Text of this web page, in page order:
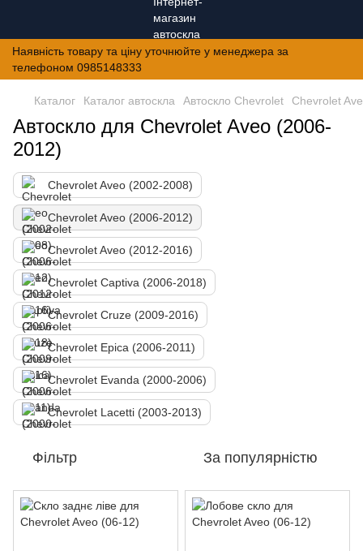
Наявність товару та ціну уточнюйте у менеджера за
телефоном 0985148333
Каталог Каталог автоскла Автоскло Chevrolet Chevrolet
Автоскло для Chevrolet Aveo (2006-
2012)
Chevrolet Aveo (2002-2008)
Chevrolet Aveo (2006-2012)
Chevrolet Aveo (2012-2016)
Chevrolet Captiva (2006-2018)
Chevrolet Cruze (2009-2016)
Chevrolet Epica (2006-2011)
Chevrolet Evanda (2000-2006)
Chevrolet Lacetti (2003-2013)
Фільтр За популярністю